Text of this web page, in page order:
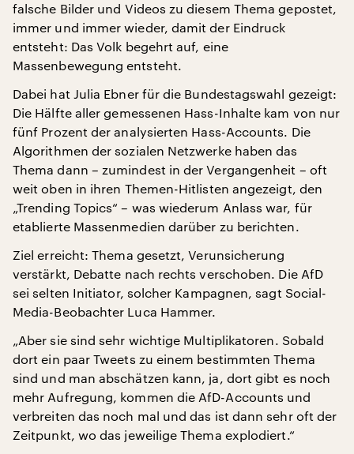
falsche Bilder und Videos zu diesem Thema gepostet,
immer und immer wieder, damit der Eindruck
entsteht: Das Volk begehrt auf, eine
Massenbewegung entsteht.
Dabei hat Julia Ebner für die Bundestagswahl gezeigt:
Die Hälfte aller gemessenen Hass-Inhalte kam von nur
fünf Prozent der analysierten Hass-Accounts. Die
Algorithmen der sozialen Netzwerke haben das
Thema dann – zumindest in der Vergangenheit – oft
weit oben in ihren Themen-Hitlisten angezeigt, den
„Trending Topics“ – was wiederum Anlass war, für
etablierte Massenmedien darüber zu berichten.
Ziel erreicht: Thema gesetzt, Verunsicherung
verstärkt, Debatte nach rechts verschoben. Die AfD
sei selten Initiator, solcher Kampagnen, sagt Social-
Media-Beobachter Luca Hammer.
„Aber sie sind sehr wichtige Multiplikatoren. Sobald
dort ein paar Tweets zu einem bestimmten Thema
sind und man abschätzen kann, ja, dort gibt es noch
mehr Aufregung, kommen die AfD-Accounts und
verbreiten das noch mal und das ist dann sehr oft der
Zeitpunkt, wo das jeweilige Thema explodiert.“